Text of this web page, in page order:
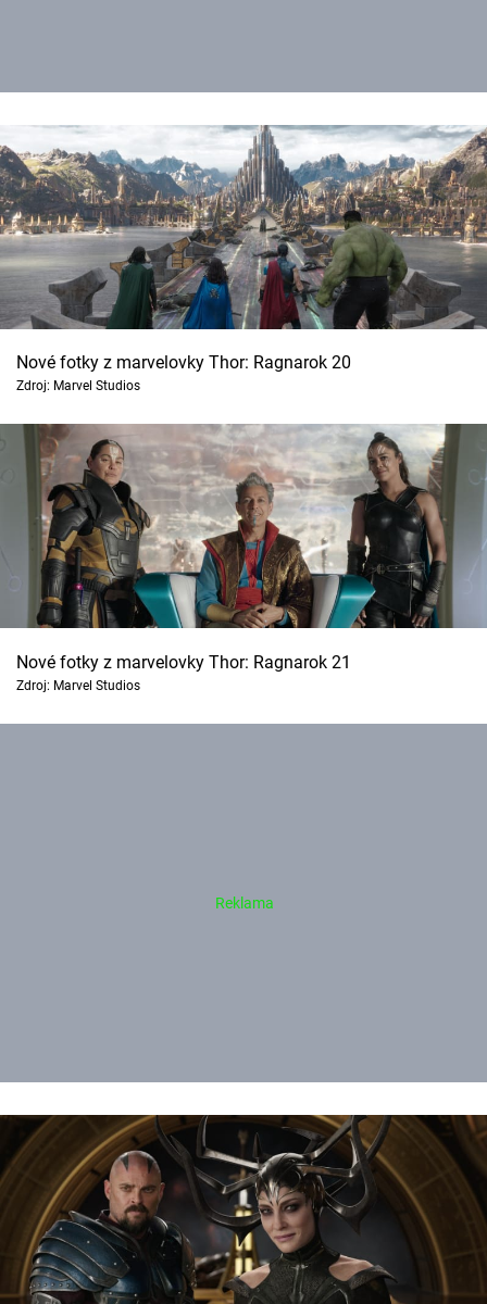
Nové fotky z marvelovky Thor: Ragnarok 20
Zdroj: Marvel Studios
Nové fotky z marvelovky Thor: Ragnarok 21
Zdroj: Marvel Studios